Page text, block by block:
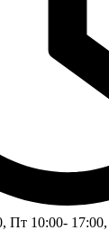
Пт 10:00-